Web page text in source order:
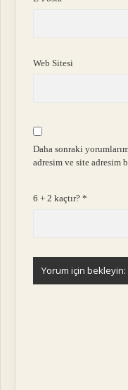
Web Sitesi
Daha sonraki
adresim ve site adresim
6 + 2 kaçtır?*